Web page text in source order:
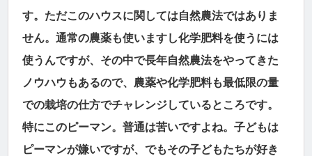
す。ただこのハウスに関しては自然農法ではありま
せん。通常の農薬も使いますし化学肥料を使うには
使うんですが、その中で長年自然農法をやってきた
ノウハウもあるので、農薬や化学肥料も最低限の量
での栽培の仕方でチャレンジしているところです。
特にこのピーマン。普通は苦いですよね。子どもは
ピーマンが嫌いですが、でもその子どもたちが好き